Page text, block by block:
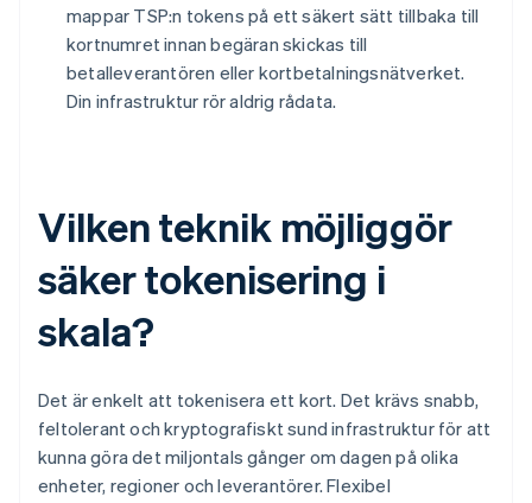
mappar TSP:n tokens på ett säkert sätt tillbaka till
kortnumret innan begäran skickas till
betalleverantören eller kortbetalningsnätverket.
Din infrastruktur rör aldrig rådata.
Vilken teknik möjliggör
säker tokenisering i
skala?
Det är enkelt att tokenisera ett kort. Det krävs snabb,
feltolerant och kryptografiskt sund infrastruktur för att
kunna göra det miljontals gånger om dagen på olika
enheter, regioner och leverantörer. Flexibel